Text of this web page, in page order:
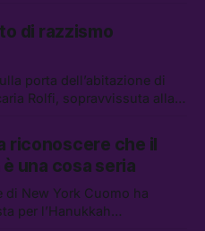
complottismo allo
di razzismo
porta dell’abitazione di
Rolfi, sopravvissuta alla
riconoscere che il
una cosa seria
New York Cuomo ha
per l’Hanukkah